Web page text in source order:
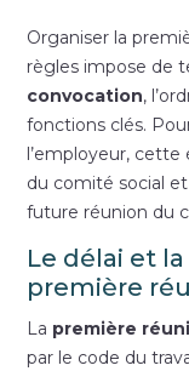
Organiser la
règles impose de
convocation,
fonctions clés.
l’employeur,
du comité social
future réunion du
Le délai et
première
La première
par le code du